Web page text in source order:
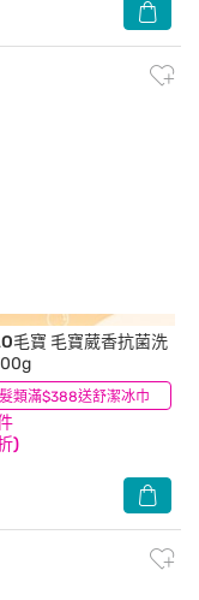
類滿$388送舒潔冰巾
毛寶 毛寶葳香抗菌洗
)
(1)